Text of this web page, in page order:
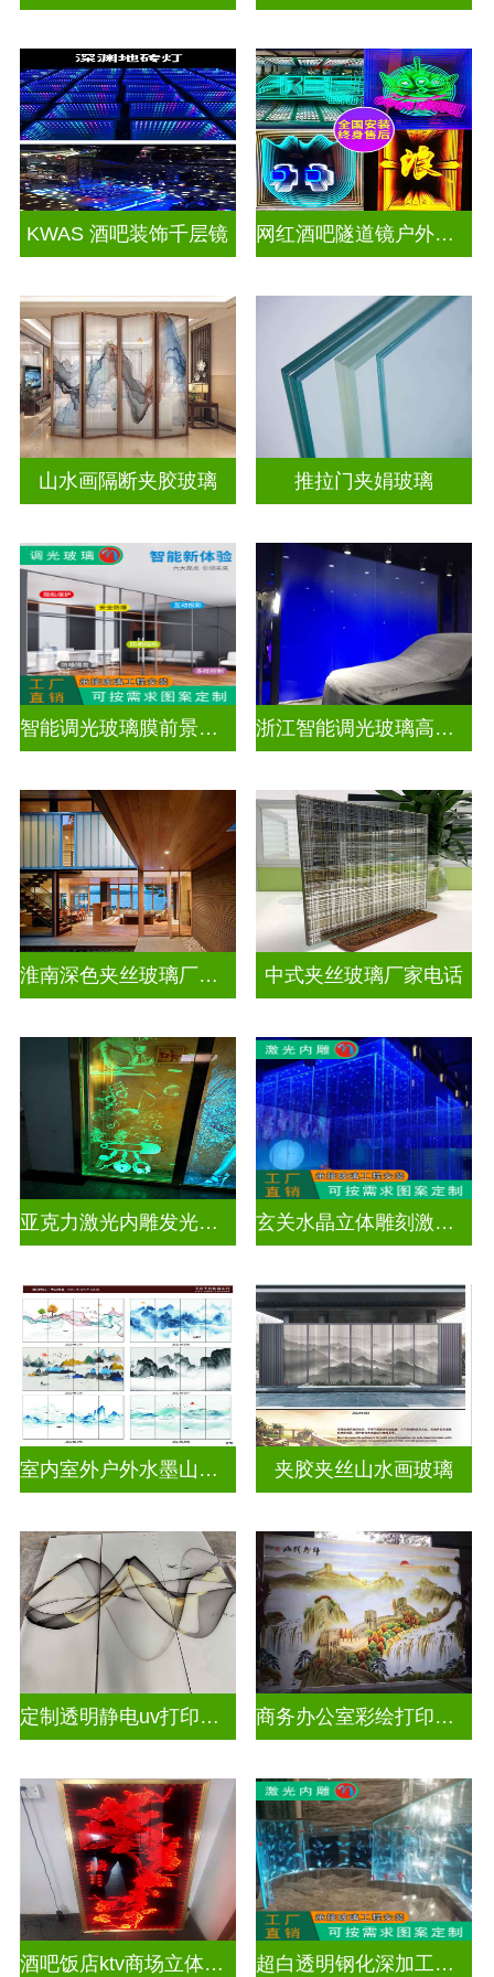
KWAS 酒吧装饰千层镜 网红酒吧隧道镜户外门头招牌千层镜深渊镜
山水画隔断夹胶玻璃 推拉门夹娟玻璃
智能调光玻璃膜前景如何 浙江智能调光玻璃高隔间拆装
淮南深色夹丝玻璃厂家地址 中式夹丝玻璃厂家电话
亚克力激光内雕发光通电玻璃 玄关水晶立体雕刻激光内雕发光玻璃背景墙
室内室外户外水墨山水画玻璃 夹胶夹丝山水画玻璃
定制透明静电uv打印玻璃 商务办公室彩绘打印玻璃
酒吧饭店ktv商场立体激光内雕屏风 超白透明钢化深加工激光内雕精雕